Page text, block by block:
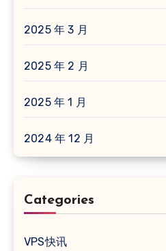
2025 年 3 月
2025 年 2 月
2025 年 1 月
2024 年 12 月
Categories
VPS快讯